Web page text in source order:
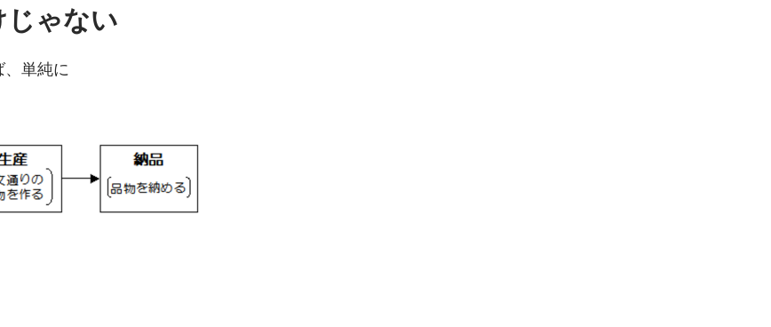
じゃない
単純に